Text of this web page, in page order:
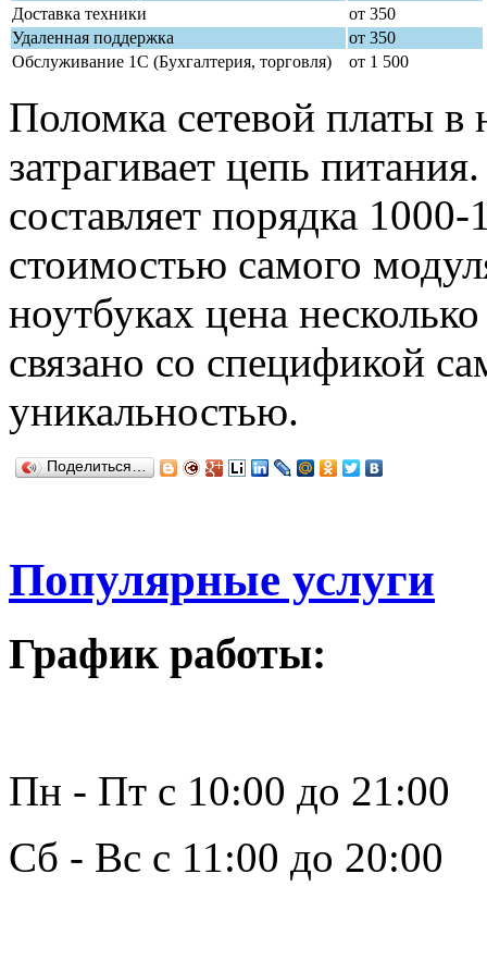
Доставка техники
от 350
Удаленная поддержка
от 350
Обслуживание 1С (Бухгалтерия, торговля)
от 1 500
Поломка сетевой платы в
затрагивает цепь
составляет порядка
стоимостью самого
ноутбуках цена
связано со спецификой
уникальностью.
Поделиться…
Популярные услуги
График работы:
Пн - Пт с 10:00 до 21:00
Сб - Вс с 11:00 до 20:00